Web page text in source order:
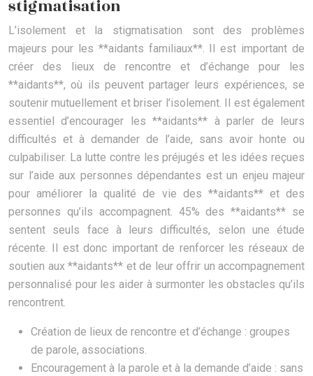
stigmatisation
L’isolement et la stigmatisation sont des problèmes
majeurs pour les **aidants familiaux**. Il est important de
créer des lieux de rencontre et d’échange pour les
**aidants**, où ils peuvent partager leurs expériences, se
soutenir mutuellement et briser l’isolement. Il est également
essentiel d’encourager les **aidants** à parler de leurs
difficultés et à demander de l’aide, sans avoir honte ou
culpabiliser. La lutte contre les préjugés et les idées reçues
sur l’aide aux personnes dépendantes est un enjeu majeur
pour améliorer la qualité de vie des **aidants** et des
personnes qu’ils accompagnent. 45% des **aidants** se
sentent seuls face à leurs difficultés, selon une étude
récente. Il est donc important de renforcer les réseaux de
soutien aux **aidants** et de leur offrir un accompagnement
personnalisé pour les aider à surmonter les obstacles qu’ils
rencontrent.
Création de lieux de rencontre et d’échange : groupes
de parole, associations.
Encouragement à la parole et à la demande d’aide : sans